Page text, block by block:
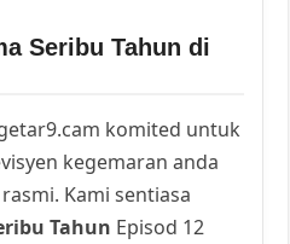
Seribu Tahun di
komited untuk
kegemaran anda
Kami sentiasa
Tahun Episod 12